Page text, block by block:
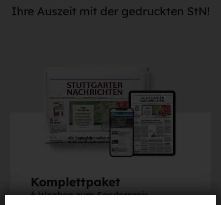
Ihre Auszeit mit der gedruckten StN!
Komplettpaket
6 Wochen zum Sonderpreis